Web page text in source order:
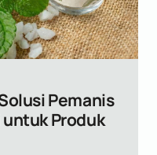
Pemanis
Produk